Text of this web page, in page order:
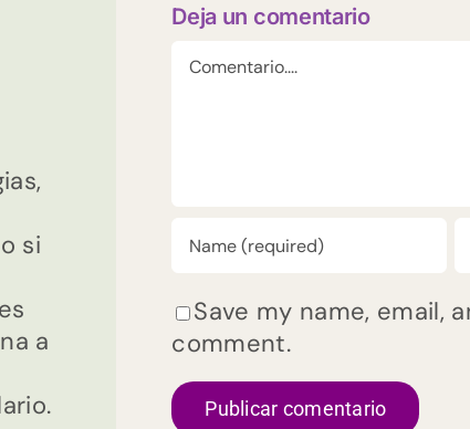
si
a
Deja un comentario
Comentario
Save my name, email,
comment.